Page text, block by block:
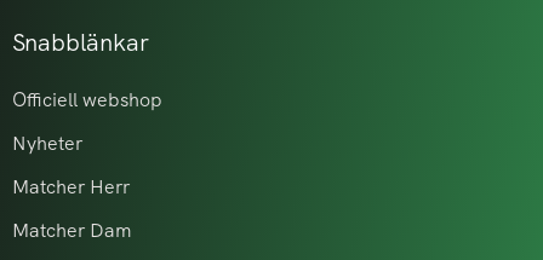
Snabblänkar
Officiell webshop
Nyheter
Matcher Herr
Matcher Dam